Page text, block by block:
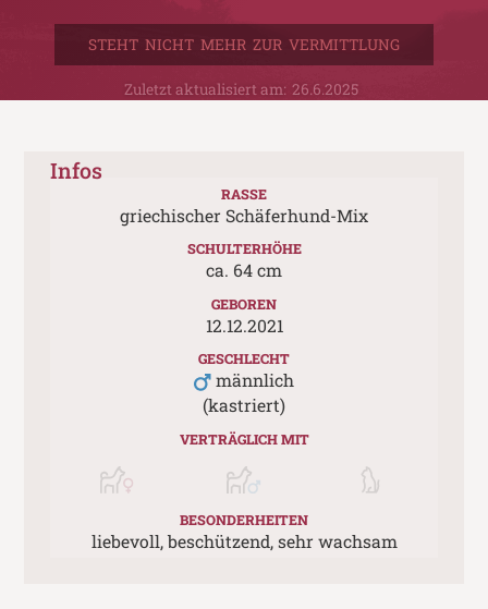
STEHT NICHT MEHR ZUR VERMITTLUNG
Zuletzt aktualisiert am: 26.6.2025
Infos
RASSE
griechischer Schäferhund-Mix
SCHULTERHÖHE
ca. 64 cm
GEBOREN
12.12.2021
GESCHLECHT
männlich
(kastriert)
VERTRÄGLICH MIT
BESONDERHEITEN
liebevoll, beschützend, sehr wachsam